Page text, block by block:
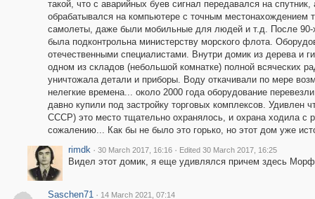
такой, что с аварийных буев сигнал передавался на
обрабатывался на компьютере с точным местонахождением
самолеты, даже были мобильные для людей и т.д. После 90-
была подконтрольна министерству морского флота.
отечественными специалистами. Внутри домик из дерева и
одном из складов (небольшой комнатке) полной всяческих
уничтожала детали и приборы. Воду откачивали по мере
нелегкие времена... около 2000 года оборудование
давно купили под застройку торговых комплексов.
СССР) это место тщательно охранялось, и охрана ходила с
сожалению... Как бы не было это горько, но этот дом уже
rimdk · 30 March 2017, 16:16 · Edited 30 March 2017, 16:25
Видел этот домик, я еще удивлялся причем здесь
Saschen71 · 14 March 2021, 07:14